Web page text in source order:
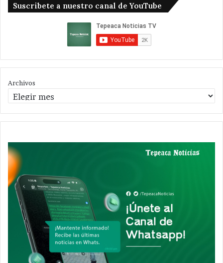
Suscribete a nuestro canal de YouTube
Archivos